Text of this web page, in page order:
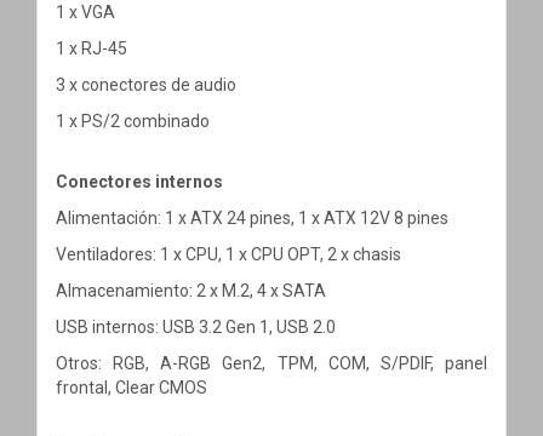
1 x VGA
1 x RJ-45
3 x conectores de audio
1 x PS/2 combinado
Conectores internos
Alimentación: 1 x ATX 24 pines, 1 x ATX 12V 8 pines
Ventiladores: 1 x CPU, 1 x CPU OPT, 2 x chasis
Almacenamiento: 2 x M.2, 4 x SATA
USB internos: USB 3.2 Gen 1, USB 2.0
Otros: RGB, A-RGB Gen2, TPM, COM, S/PDIF, panel
frontal, Clear CMOS